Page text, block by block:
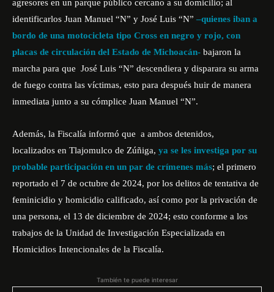
agresores en un parque público cercano a su domicilio; al
identificarlos Juan Manuel “N” y José Luis “N” –quienes iban a
bordo de una motocicleta tipo Cross en negro y rojo, con
placas de circulación del Estado de Michoacán- bajaron la
marcha para que José Luis “N” descendiera y disparara su arma
de fuego contra las víctimas, esto para después huir de manera
inmediata junto a su cómplice Juan Manuel “N”.
Además, la Fiscalía informó que a ambos detenidos,
localizados en Tlajomulco de Zúñiga, ya se les investiga por su
probable participación en un par de crímenes más; el primero
reportado el 7 de octubre de 2024, por los delitos de tentativa de
feminicidio y homicidio calificado, así como por la privación de
una persona, el 13 de diciembre de 2024; esto conforme a los
trabajos de la Unidad de Investigación Especializada en
Homicidios Intencionales de la Fiscalía.
También te puede interesar